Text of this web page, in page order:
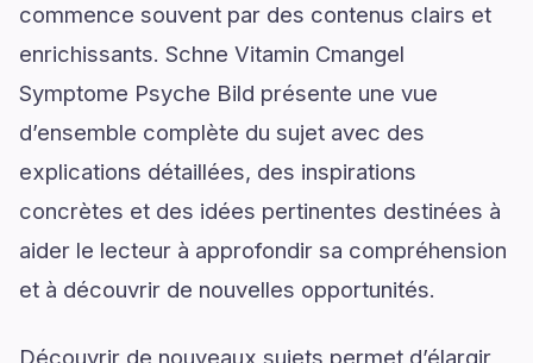
commence souvent par des contenus clairs et
enrichissants. Schne Vitamin Cmangel
Symptome Psyche Bild présente une vue
d’ensemble complète du sujet avec des
explications détaillées, des inspirations
concrètes et des idées pertinentes destinées à
aider le lecteur à approfondir sa compréhension
et à découvrir de nouvelles opportunités.
Découvrir de nouveaux sujets permet d’élargir